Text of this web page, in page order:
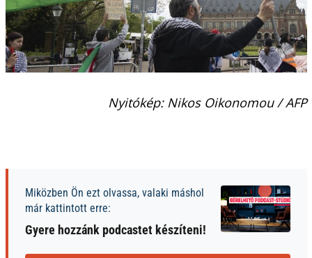
Nyitókép: Nikos Oikonomou / AFP
Miközben Ön ezt olvassa, valaki máshol
már kattintott erre:
Gyere hozzánk podcastet készíteni!